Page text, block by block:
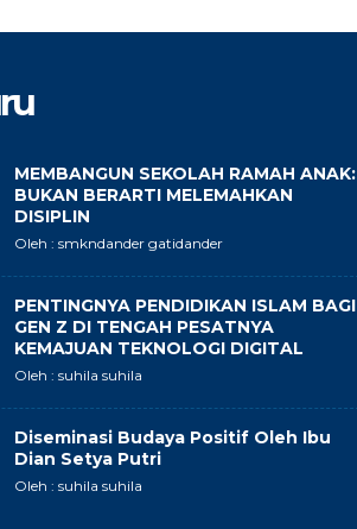
MEMBANGUN SEKOLAH RAMAH ANAK:
BUKAN BERARTI MELEMAHKAN
DISIPLIN
Oleh : smkndander gatidander
PENTINGNYA PENDIDIKAN ISLAM BAGI
GEN Z DI TENGAH PESATNYA
KEMAJUAN TEKNOLOGI DIGITAL
Oleh : suhila suhila
Diseminasi Budaya Positif Oleh Ibu
Dian Setya Putri
Oleh : suhila suhila